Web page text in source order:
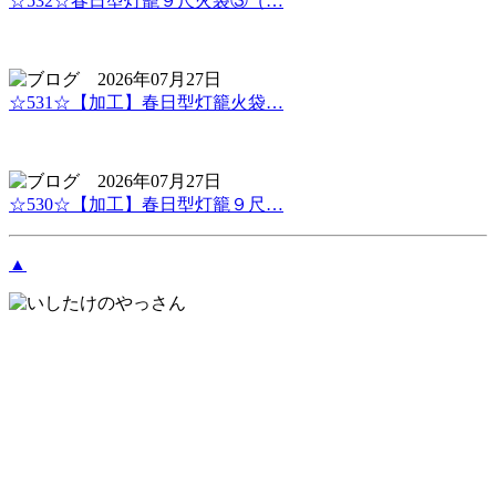
2026年07月27日
☆531☆【加工】春日型灯籠火袋…
2026年07月27日
☆530☆【加工】春日型灯籠９尺…
▲